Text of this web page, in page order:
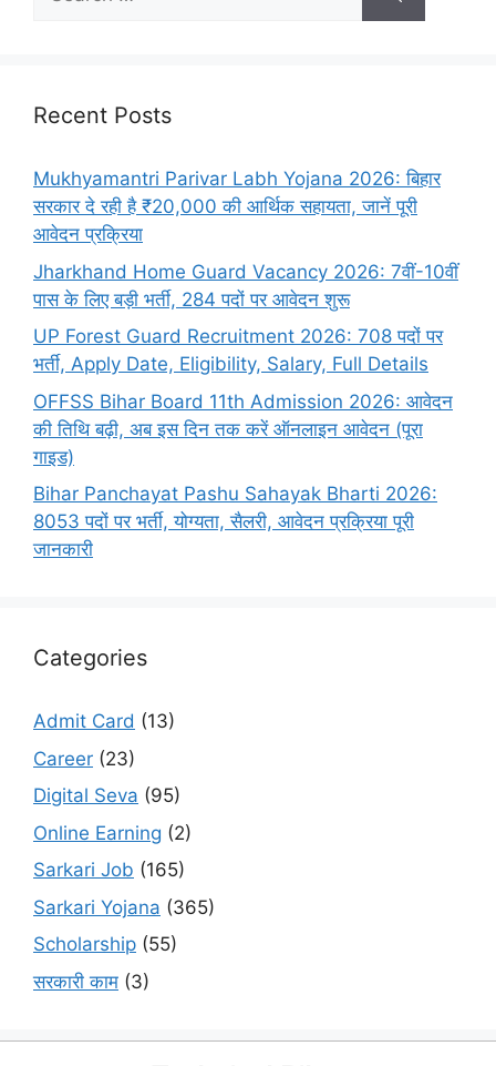
Recent Posts
Mukhyamantri Parivar Labh Yojana 2026: बिहार
सरकार दे रही है ₹20,000 की आर्थिक सहायता, जानें पूरी
आवेदन प्रक्रिया
Jharkhand Home Guard Vacancy 2026: 7वीं-10वीं
पास के लिए बड़ी भर्ती, 284 पदों पर आवेदन शुरू
UP Forest Guard Recruitment 2026: 708 पदों पर
भर्ती, Apply Date, Eligibility, Salary, Full Details
OFFSS Bihar Board 11th Admission 2026: आवेदन
की तिथि बढ़ी, अब इस दिन तक करें ऑनलाइन आवेदन (पूरा
गाइड)
Bihar Panchayat Pashu Sahayak Bharti 2026:
8053 पदों पर भर्ती, योग्यता, सैलरी, आवेदन प्रक्रिया पूरी
जानकारी
Categories
Admit Card (13)
Career (23)
Digital Seva (95)
Online Earning (2)
Sarkari Job (165)
Sarkari Yojana (365)
Scholarship (55)
सरकारी काम (3)